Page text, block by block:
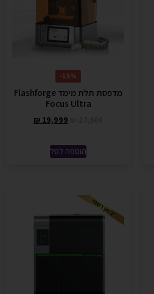
15%-
מדפסת תלת מימד Flashforge
Focus Ultra
₪ 19,999
הוספה לסל